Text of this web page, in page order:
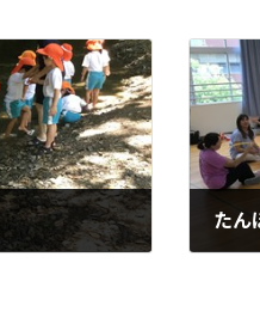
たん